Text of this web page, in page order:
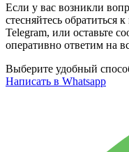
Если у вас возникли
стесняйтесь
Telegram, или оставьте
оперативно ответим на
Выберите удобный
Написать в Whatsapp